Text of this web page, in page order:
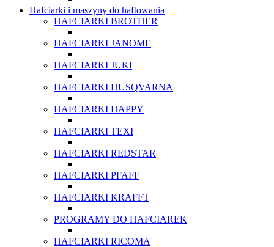
Hafciarki i maszyny do haftowania
HAFCIARKI BROTHER
HAFCIARKI JANOME
HAFCIARKI JUKI
HAFCIARKI HUSQVARNA
HAFCIARKI HAPPY
HAFCIARKI TEXI
HAFCIARKI REDSTAR
HAFCIARKI PFAFF
HAFCIARKI KRAFFT
PROGRAMY DO HAFCIAREK
HAFCIARKI RICOMA